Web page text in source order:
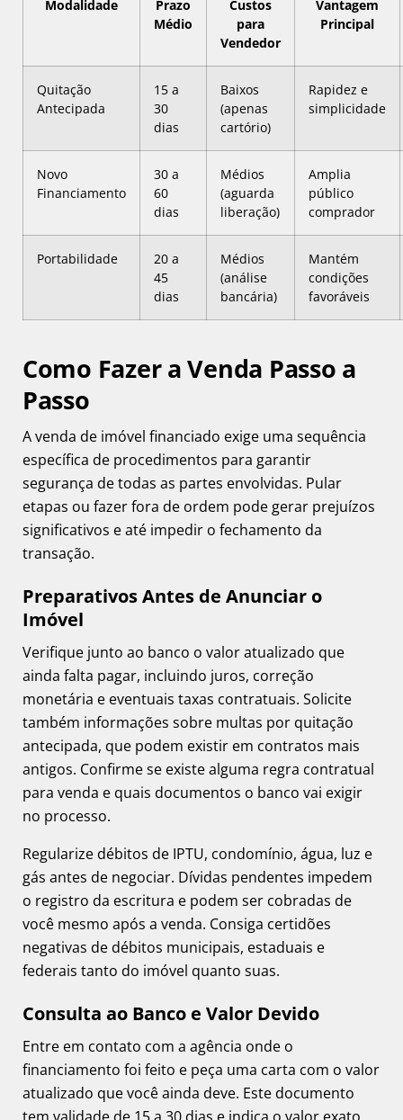
Modalidade
Prazo
Médio
Custos
para
Vendedor
Vantagem
Principal
Quitação
Antecipada
15 a
30
dias
Baixos
(apenas
cartório)
Rapidez e
simplicidade
Novo
Financiamento
30 a
60
dias
Médios
(aguarda
liberação)
Amplia
público
comprador
Portabilidade
20 a
45
dias
Médios
(análise
bancária)
Mantém
condições
favoráveis
Como Fazer a Venda Passo a
Passo
A venda de imóvel financiado exige uma sequência
específica de procedimentos para garantir
segurança de todas as partes envolvidas. Pular
etapas ou fazer fora de ordem pode gerar prejuízos
significativos e até impedir o fechamento da
transação.
Preparativos Antes de Anunciar o
Imóvel
Verifique junto ao banco o valor atualizado que
ainda falta pagar, incluindo juros, correção
monetária e eventuais taxas contratuais. Solicite
também informações sobre multas por quitação
antecipada, que podem existir em contratos mais
antigos. Confirme se existe alguma regra contratual
para venda e quais documentos o banco vai exigir
no processo.
Regularize débitos de IPTU, condomínio, água, luz e
gás antes de negociar. Dívidas pendentes impedem
o registro da escritura e podem ser cobradas de
você mesmo após a venda. Consiga certidões
negativas de débitos municipais, estaduais e
federais tanto do imóvel quanto suas.
Consulta ao Banco e Valor Devido
Entre em contato com a agência onde o
financiamento foi feito e peça uma carta com o valor
atualizado que você ainda deve. Este documento